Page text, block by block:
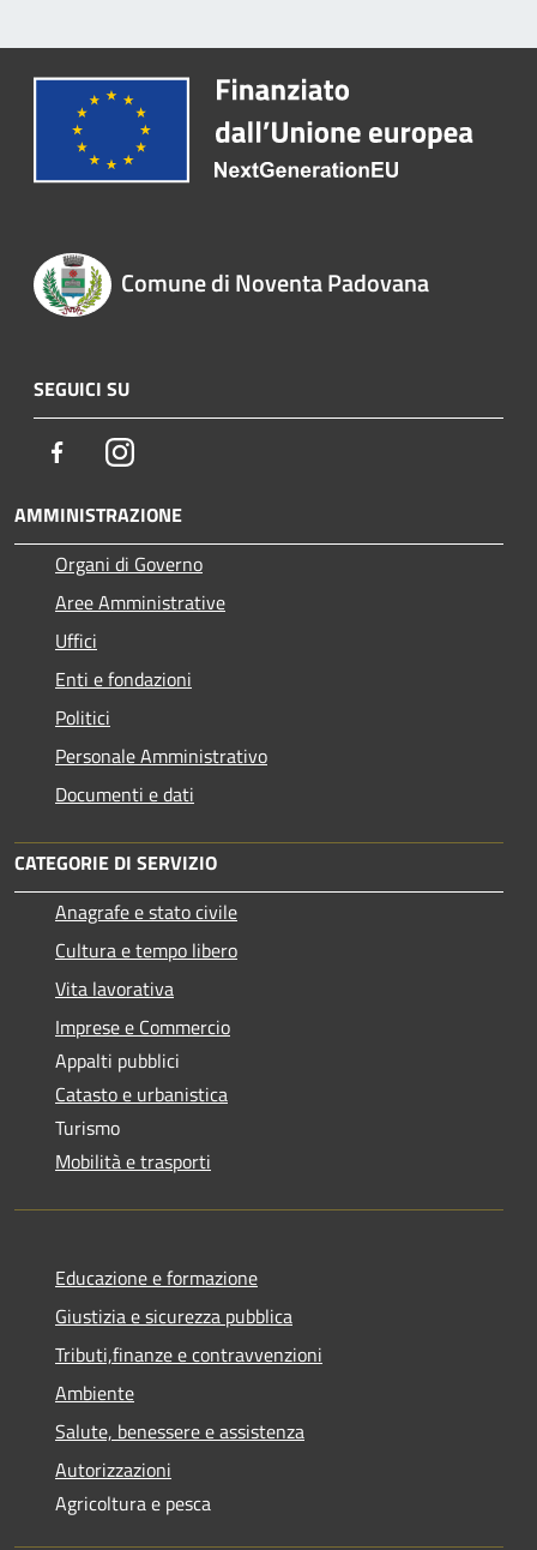
Comune di Noventa Padovana
SEGUICI SU
FacebookInstagram
AMMINISTRAZIONE
Organi di Governo
Aree Amministrative
Uffici
Enti e fondazioni
Politici
Personale Amministrativo
Documenti e dati
CATEGORIE DI SERVIZIO
Anagrafe e stato civile
Cultura e tempo libero
Vita lavorativa
Imprese e Commercio
Appalti pubblici
Catasto e urbanistica
Turismo
Mobilità e trasporti
Educazione e formazione
Giustizia e sicurezza pubblica
Tributi,finanze e contravvenzioni
Ambiente
Salute, benessere e assistenza
Autorizzazioni
Agricoltura e pesca